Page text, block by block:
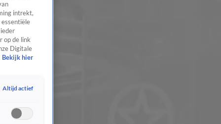
intrekt,
op de link
Digitale
Bekijk hier
Altijd actief